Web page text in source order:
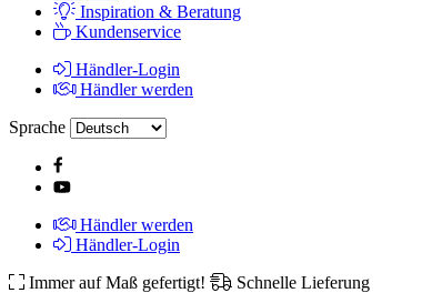
Inspiration & Beratung
Kundenservice
Händler-Login
Händler werden
Sprache
Händler werden
Händler-Login
Immer auf Maß gefertigt!
Schnelle Lieferung